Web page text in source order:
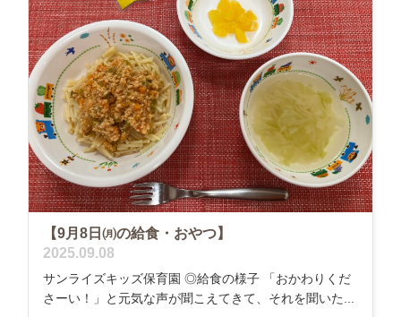
【9月8日㈪の給食・おやつ】
2025.09.08
サンライズキッズ保育園 ◎給食の様子 「おかわりくだ
さーい！」と元気な声が聞こえてきて、それを聞いた...